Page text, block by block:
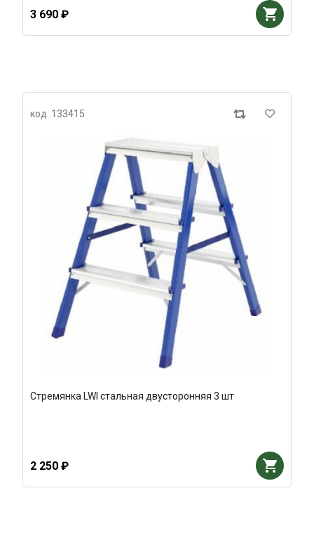
3 690 ₽
код: 133415
Стремянка LWI стальная двусторонняя 3 шт
2 250 ₽